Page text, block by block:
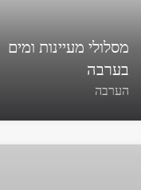
מסלולי מעיינות ומים
בערבה
הערבה